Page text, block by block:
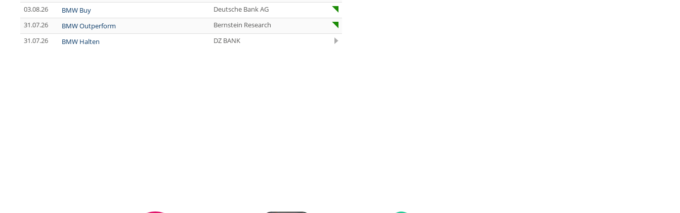
03.08.26
BMW Buy
Deutsche Bank AG
31.07.26
BMW Outperform
Bernstein Research
31.07.26
BMW Halten DZ BANK